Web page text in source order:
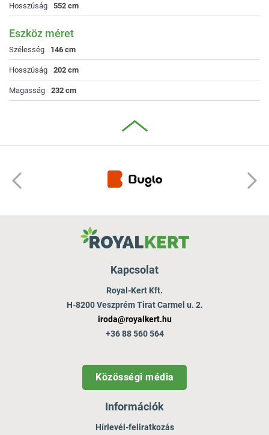
Hosszúság 552 cm
Eszköz méret
Szélesség 146 cm
Hosszúság 202 cm
Magasság 232 cm
Kapcsolat
Royal-Kert Kft.
H-8200 Veszprém Tirat Carmel u. 2.
iroda@royalkert.hu
+36 88 560 564
Közösségi média
Információk
Hírlevél-feliratkozás